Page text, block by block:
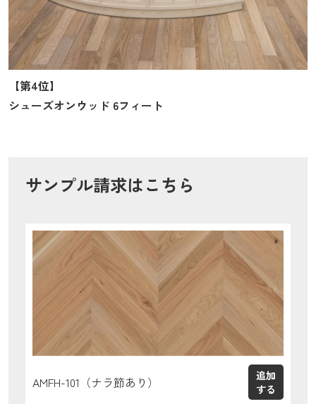
【第4位】
シューズオンウッド 6フィート
サンプル請求はこちら
AMFH-101（ナラ節あり）